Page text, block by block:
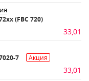
(FBC 720)
33,01
7 Акция
33,01